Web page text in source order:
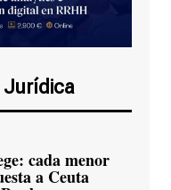
Jurídica
a Ceuta